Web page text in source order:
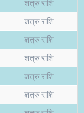
शत्रु राशि
शत्रु राशि
शत्रु राशि
शत्रु राशि
शत्रु राशि
शत्रु राशि